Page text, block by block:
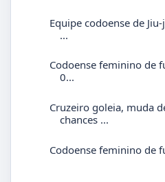
Equipe codoense de
...
Codoense feminino de
0...
Cruzeiro goleia, muda
chances ...
Codoense feminino de